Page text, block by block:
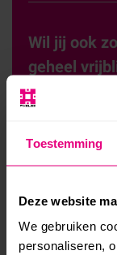
Toestemming
Deze website
We gebruiken
personaliseren,
Wil jij ook
geheel